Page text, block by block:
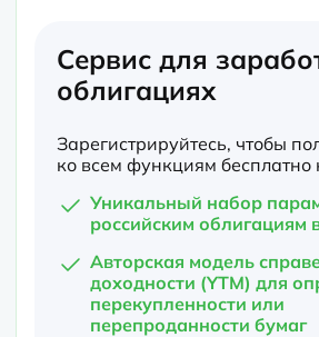
Сервис для
облигациях
Зарегистрируйтесь, чтобы
ко всем функциям бесплатно
Уникальный набор
российским облигациям
Авторская модель
доходности (YTM) для
перекупленности или
перепроданности бумаг